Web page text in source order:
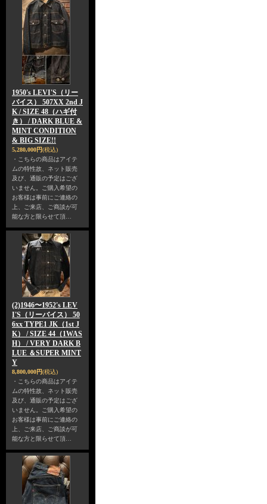
1950's LEVI'S（リー
バイス） 507XX 2nd J
K / SIZE 48（ハギ付
き） / DARK BLUE &
MINT CONDITION
& BIG SIZE!!
5,280,000円(税込)
・こちらの商品はアイテ
ムの特性故、ネット販売
及び、通販の予定はござ
いません。ご購入希望の
お客様は事前にご連絡の
上、ご来店、ご商談が可
能な方と限らせて頂…
(2)1946〜1952's LEV
I'S（リーバイス） 50
6xx TYPE1 JK（1st J
K） / SIZE 44（1WAS
H） / VERY DARK B
LUE ＆SUPER MINT
Y
8,800,000円(税込)
・こちらの商品はアイテ
ムの特性故、ネット販売
及び、通販の予定はござ
いません。ご購入希望の
お客様は事前にご連絡の
上、ご来店、ご商談が可
能な方と限らせて頂…